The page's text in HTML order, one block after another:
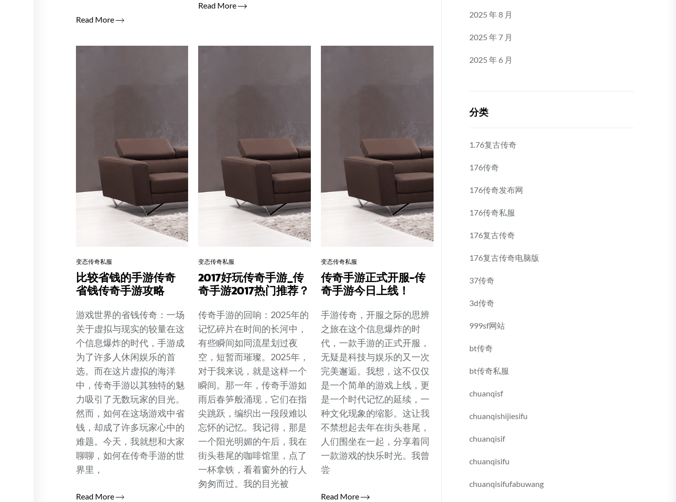
Read More
Read More
变态传奇私服
比较省钱的手游传奇
省钱传奇手游攻略
游戏世界的省钱传奇：一场
关于虚拟与现实的较量在这
个信息爆炸的时代，手游成
为了许多人休闲娱乐的首
选。而在这片虚拟的海洋
中，传奇手游以其独特的魅
力吸引了无数玩家的目光。
然而，如何在这场游戏中省
钱，却成了许多玩家心中的
难题。今天，我就想和大家
聊聊，如何在传奇手游的世
界里，
Read More
变态传奇私服
2017好玩传奇手游_传
奇手游2017热门推荐？
传奇手游的回响：2025年的
记忆碎片在时间的长河中，
有些瞬间如同流星划过夜
空，短暂而璀璨。2025年，
对于我来说，就是这样一个
瞬间。那一年，传奇手游如
雨后春笋般涌现，它们在指
尖跳跃，编织出一段段难以
忘怀的记忆。我记得，那是
一个阳光明媚的午后，我在
街头巷尾的咖啡馆里，点了
一杯拿铁，看着窗外的行人
匆匆而过。我的目光被
变态传奇私服
传奇手游正式开服-传
奇手游今日上线！
手游传奇，开服之际的思辨
之旅在这个信息爆炸的时
代，一款手游的正式开服，
无疑是科技与娱乐的又一次
完美邂逅。我想，这不仅仅
是一个简单的游戏上线，更
是一个时代记忆的延续，一
种文化现象的缩影。这让我
不禁想起去年在街头巷尾，
人们围坐在一起，分享着同
一款游戏的快乐时光。我曾
尝
Read More
2025 年 8 月
2025 年 7 月
2025 年 6 月
分类
1.76复古传奇
176传奇
176传奇发布网
176传奇私服
176复古传奇
176复古传奇电脑版
37传奇
3d传奇
999sf网站
bt传奇
bt传奇私服
chuanqisf
chuanqishijiesifu
chuanqisif
chuanqisifu
chuanqisifufabuwang